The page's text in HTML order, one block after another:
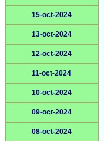
15-oct-2024
13-oct-2024
12-oct-2024
11-oct-2024
10-oct-2024
09-oct-2024
08-oct-2024